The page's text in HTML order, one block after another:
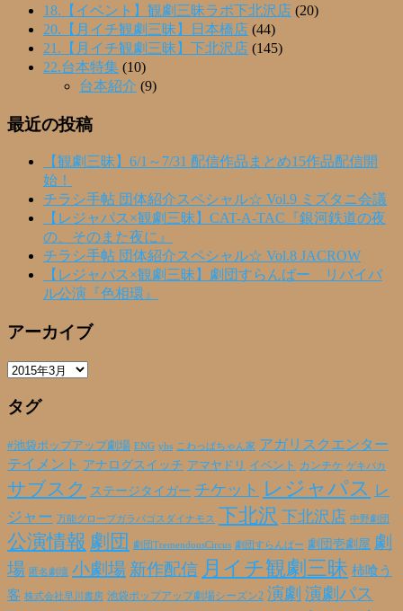
18.【イベント】観劇三昧ラボ下北沢店 (20)
20.【月イチ観劇三昧】日本橋店 (44)
21.【月イチ観劇三昧】下北沢店 (145)
22.台本特集 (10)
台本紹介 (9)
最近の投稿
【観劇三昧】6/1～7/31 配信作品まとめ15作品配信開
始！
チラシ手帖 団体紹介スペシャル☆ Vol.9 ミズタニ会議
【レジャパス×観劇三昧】CAT-A-TAC『銀河鉄道の夜
の、そのまた夜に』
チラシ手帖 団体紹介スペシャル☆ Vol.8 JACROW
【レジャパス×観劇三昧】劇団すらんばー リバイバ
ル公演『色相環』
アーカイブ
ア
カ
ブ
タグ
#池袋ポップアップ劇場 ENG yhs こわっぱちゃん家 アガリスクエンター
テイメント アナログスイッチ アマヤドリ イベント カンチケ ゲキバカ
サブスク ステージタイガー チケット レジャパス レ
ジャー 万能グローブガラパゴスダイナモス 下北沢 下北沢店 中野劇団
公演情報 劇団 劇団TremendousCircus 劇団すらんばー 劇団壱劇屋 劇
場 匿名劇壇 小劇場 新作配信 月イチ観劇三昧 柿喰う
客 株式会社早川書房 池袋ポップアップ劇場シーズン2 演劇 演劇パス